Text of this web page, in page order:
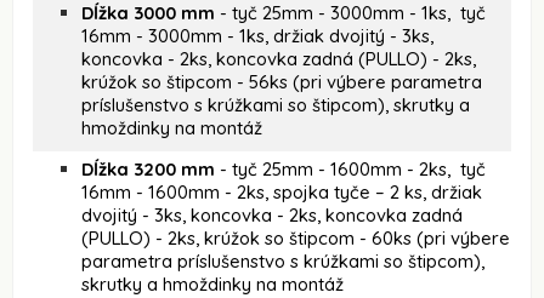
Dĺžka 3000 mm - tyč 25mm - 3000mm - 1ks, tyč
16mm - 3000mm - 1ks, držiak dvojitý - 3ks,
koncovka - 2ks, koncovka zadná (PULLO) - 2ks,
krúžok so štipcom - 56ks (pri výbere parametra
príslušenstvo s krúžkami so štipcom), skrutky a
hmoždinky na montáž
Dĺžka 3200 mm - tyč 25mm - 1600mm - 2ks, tyč
16mm - 1600mm - 2ks, spojka tyče – 2 ks, držiak
dvojitý - 3ks, koncovka - 2ks, koncovka zadná
(PULLO) - 2ks, krúžok so štipcom - 60ks (pri výbere
parametra príslušenstvo s krúžkami so štipcom),
skrutky a hmoždinky na montáž